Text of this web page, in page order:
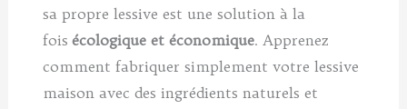
sa propre lessive est une solution à la
foisécologique et économique. Apprenez
comment fabriquer simplement votre lessive
maison avec des ingrédients naturels et